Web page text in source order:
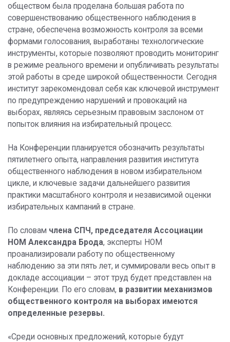
обществом была проделана большая работа по
совершенствованию общественного наблюдения в
стране, обеспечена возможность контроля за всеми
формами голосования, выработаны технологические
инструменты, которые позволяют проводить мониторинг
в режиме реального времени и опубличивать результаты
этой работы в среде широкой общественности. Сегодня
институт зарекомендовал себя как ключевой инструмент
по предупреждению нарушений и провокаций на
выборах, являясь серьезным правовым заслоном от
попыток влияния на избирательный процесс.
На Конференции планируется обозначить результаты
пятилетнего опыта, направления развития института
общественного наблюдения в новом избирательном
цикле, и ключевые задачи дальнейшего развития
практики масштабного контроля и независимой оценки
избирательных кампаний в стране.
По словам члена СПЧ, председателя Ассоциации
НОМ Александра Брода, эксперты НОМ
проанализировали работу по общественному
наблюдению за эти пять лет, и суммировали весь опыт в
докладе ассоциации – этот труд будет представлен на
Конференции. По его словам, в развитии механизмов
общественного контроля на выборах имеются
определенные резервы.
«Среди основных предложений, которые будут